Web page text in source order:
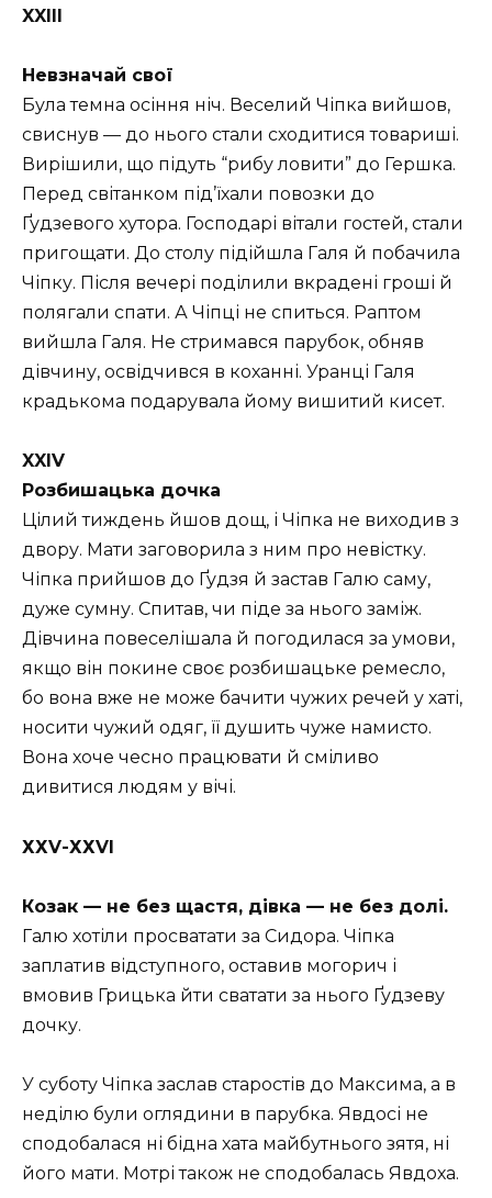
XXIII
Невзначай свої
Була темна осіння ніч. Веселий Чіпка вийшов,
свиснув — до нього стали сходитися товариші.
Вирішили, що підуть “рибу ловити” до Гершка.
Перед світанком під’їхали повозки до
Ґудзевого хутора. Господарі вітали гостей, стали
пригощати. До столу підійшла Галя й побачила
Чіпку. Після вечері поділили вкрадені гроші й
полягали спати. А Чіпці не спиться. Раптом
вийшла Галя. Не стримався парубок, обняв
дівчину, освідчився в коханні. Уранці Галя
крадькома подарувала йому вишитий кисет.
XXIV
Розбишацька дочка
Цілий тиждень йшов дощ, і Чіпка не виходив з
двору. Мати заговорила з ним про невістку.
Чіпка прийшов до Ґудзя й застав Галю саму,
дуже сумну. Спитав, чи піде за нього заміж.
Дівчина повеселішала й погодилася за умови,
якщо він покине своє розбишацьке ремесло,
бо вона вже не може бачити чужих речей у хаті,
носити чужий одяг, її душить чуже намисто.
Вона хоче чесно працювати й сміливо
дивитися людям у вічі.
ХХV-ХХVІ
Козак — не без щастя, дівка — не без долі.
Галю хотіли просватати за Сидора. Чіпка
заплатив відступного, оставив могорич і
вмовив Грицька йти сватати за нього Ґудзеву
дочку.
У суботу Чіпка заслав старостів до Максима, а в
неділю були оглядини в парубка. Явдосі не
сподобалася ні бідна хата майбутнього зятя, ні
його мати. Мотрі також не сподобалась Явдоха.